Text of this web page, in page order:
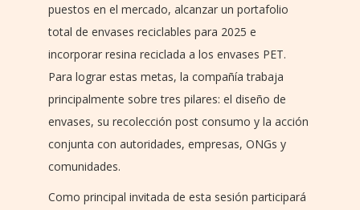
puestos en el mercado, alcanzar un portafolio
total de envases reciclables para 2025 e
incorporar resina reciclada a los envases PET.
Para lograr estas metas, la compañía trabaja
principalmente sobre tres pilares: el diseño de
envases, su recolección post consumo y la acción
conjunta con autoridades, empresas, ONGs y
comunidades.
Como principal invitada de esta sesión participará